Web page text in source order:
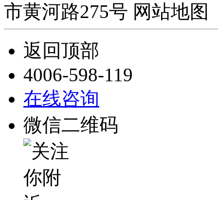
市黄河路275号 网站地图
返回顶部
4006-598-119
在线咨询
微信二维码